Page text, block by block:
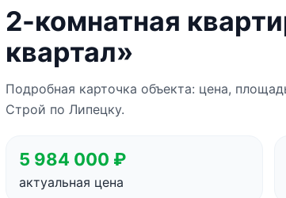
2-комнатная
квартал»
Подробная карточка объекта: цена,
Строй по Липецку.
5 984 000 ₽
актуальная цена